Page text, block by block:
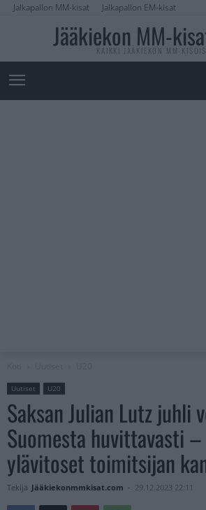
Jalkapallon MM-kisat Jalkapallon EM-kisat
Jääkiekon MM-
KAIKKI JÄÄKIEKON MM-
Uutiset U20
Saksan Julian Lutz juhli
Suomesta huvittavasti
ylävitoset toimitsijan
Tekijä Jääkiekonmmkisat.com - 29.12.2023 22:11